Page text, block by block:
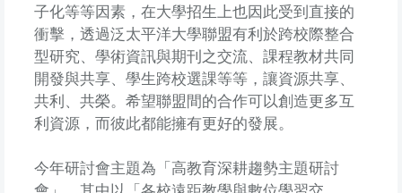
子化等等因素，在大學招生上也因此受到直接的
衝擊，透過泛太平洋大學聯盟有利於跨校際整合
型研究、學術資訊與期刊之交流、課程教材共同
開發與共享、學生跨校選課等等，讓資源共享、
共利、共榮。希望聯盟間的合作可以創造更多互
利資源，而彼此都能擁有更好的發展。
今年研討會主題為「高教育深耕趨勢主題研討